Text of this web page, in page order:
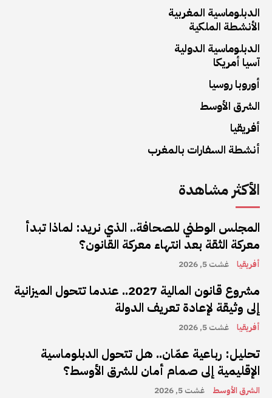
الدبلوماسية المغربية
الأنشطة الملكية
الدبلوماسية الدولية
آسيا أمريكا
أوروبا روسيا
الشرق الأوسط
أفريقيا
أنشطة السفارات بالمغرب
الأكثر مشاهدة
المجلس الوطني للصحافة.. الذي نريد: لماذا تبدأ
معركة الثقة بعد انتهاء معركة القانون؟
أفريقيا غشت 5, 2026
مشروع قانون المالية 2027.. عندما تتحول الميزانية
إلى وثيقة لإعادة تعريف الدولة
أفريقيا غشت 5, 2026
تحليل: رباعية عمّان.. هل تتحول الدبلوماسية
الإقليمية إلى صمام أمان للشرق الأوسط؟
الشرق الأوسط غشت 5, 2026